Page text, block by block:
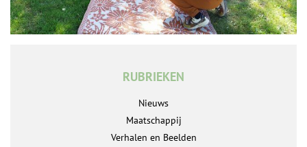
RUBRIEKEN
Nieuws
Maatschappij
Verhalen en Beelden